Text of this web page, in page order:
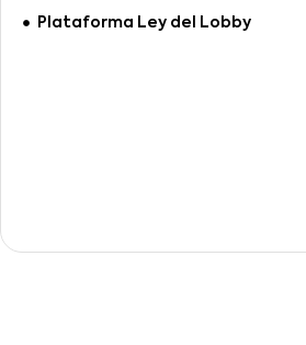
Plataforma Ley del Lobby